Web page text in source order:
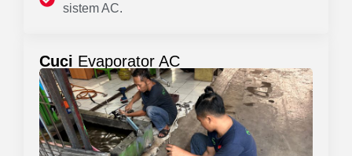
sistem AC.
Cuci Evaporator AC